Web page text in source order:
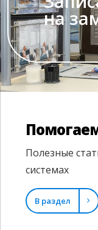
на
Полезные
системах
В раздел